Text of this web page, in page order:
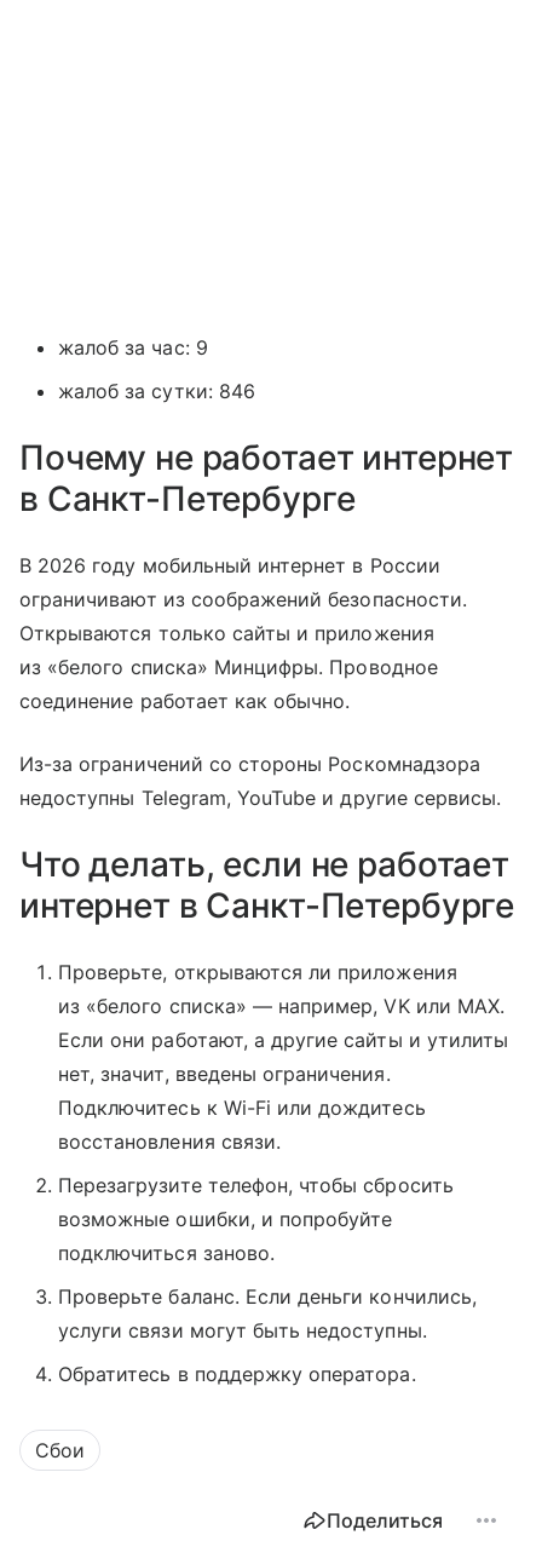
жалоб за час: 9
жалоб за сутки: 846
Почему не работает интернет
в Санкт-Петербурге
В 2026 году мобильный интернет в России
ограничивают из соображений безопасности.
Открываются только сайты и приложения
из «белого списка» Минцифры. Проводное
соединение работает как обычно.
Из-за ограничений со стороны Роскомнадзора
недоступны Telegram, YouTube и другие сервисы.
Что делать, если не работает
интернет в Санкт-Петербурге
Проверьте, открываются ли приложения
из «белого списка» — например, VK или MAX.
Если они работают, а другие сайты и утилиты
нет, значит, введены ограничения.
Подключитесь к Wi-Fi или дождитесь
восстановления связи.
Перезагрузите телефон, чтобы сбросить
возможные ошибки, и попробуйте
подключиться заново.
Проверьте баланс. Если деньги кончились,
услуги связи могут быть недоступны.
Обратитесь в поддержку оператора.
Сбои
Поделиться